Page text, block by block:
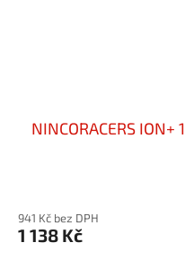
NINCORACERS ION+
941 Kč bez DPH
1 138 Kč